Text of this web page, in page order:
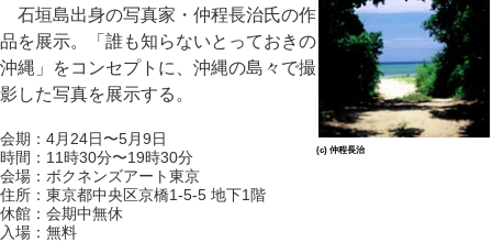
(c) 仲程長治
石垣島出身の写真家・仲程長治氏の作
品を展示。「誰も知らないとっておきの
沖縄」をコンセプトに、沖縄の島々で撮
影した写真を展示する。
会期：4月24日〜5月9日
時間：11時30分〜19時30分
会場：ボクネンズアート東京
住所：東京都中央区京橋1-5-5 地下1階
休館：会期中無休
入場：無料